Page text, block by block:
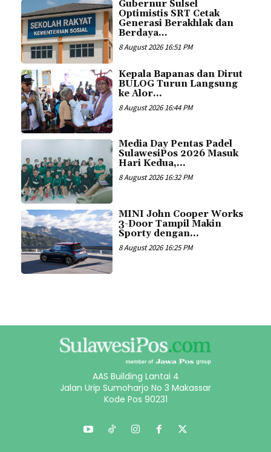
Gubernur Sulsel
Optimistis SRT Cetak
Generasi Berakhlak dan
Berdaya...
8 August 2026 16:51 PM
Kepala Bapanas dan Dirut
BULOG Turun Langsung
ke Alor...
8 August 2026 16:44 PM
Media Day Pentas Padel
SulawesiPos 2026 Masuk
Hari Kedua,...
8 August 2026 16:32 PM
MINI John Cooper Works
3-Door Tampil Makin
Sporty dengan...
8 August 2026 16:25 PM
AAS Building Lantai 4
Jalan Urip Sumoharjo No 3 Makassar
Kode Pos 90231